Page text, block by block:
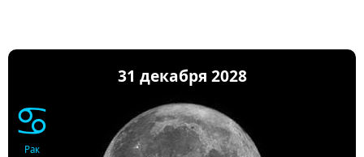
31 декабря 2028
♋
Рак